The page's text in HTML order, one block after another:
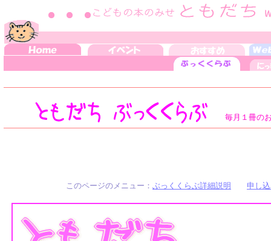
毎月１冊の
このページのメニュー： ぶっくくらぶ詳細説明 申し